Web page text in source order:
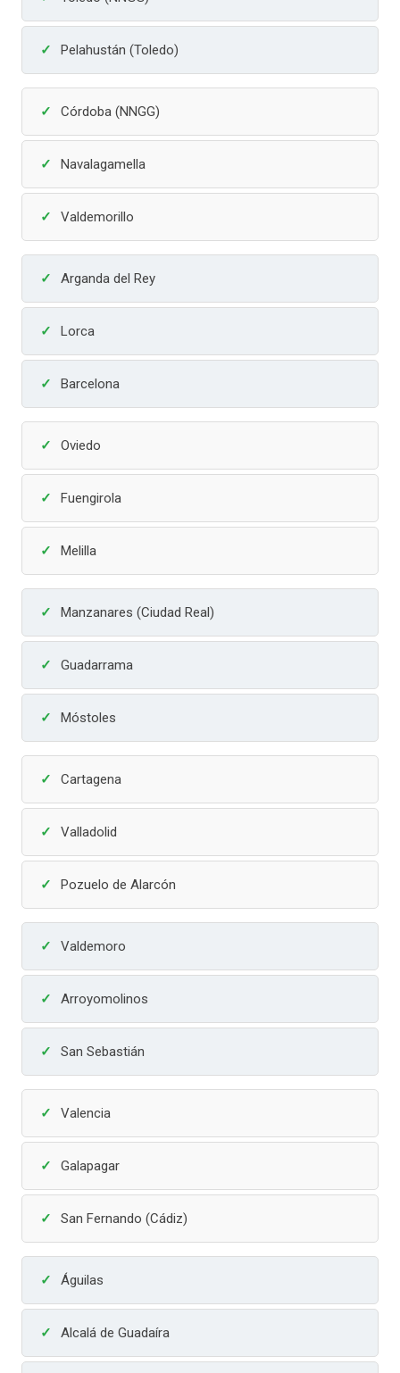
Pelahustán (Toledo)
Córdoba (NNGG)
Navalagamella
Valdemorillo
Arganda del Rey
Lorca
Barcelona
Oviedo
Fuengirola
Melilla
Manzanares (Ciudad Real)
Guadarrama
Móstoles
Cartagena
Valladolid
Pozuelo de Alarcón
Valdemoro
Arroyomolinos
San Sebastián
Valencia
Galapagar
San Fernando (Cádiz)
Águilas
Alcalá de Guadaíra